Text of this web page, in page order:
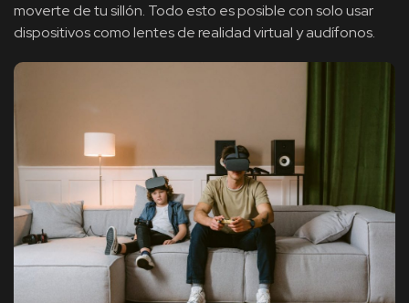
moverte de tu sillón. Todo esto es posible con solo usar
dispositivos como lentes de realidad virtual y audífonos.